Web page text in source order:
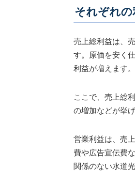
それぞれ
売上総利益は、
す。原価を安く
利益が増えます。
ここで、売上総
の増加などが挙
営業利益は、売
費や広告宣伝費
関係のない水道